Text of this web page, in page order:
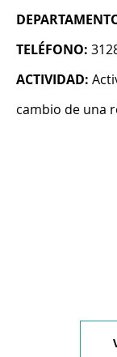
TELÉFONO:
ACTIVIDAD:
cambio de una